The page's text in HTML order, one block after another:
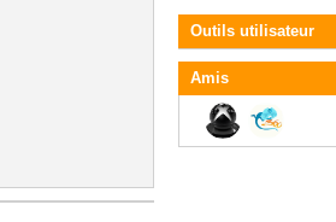
Outils utilisateur
Amis